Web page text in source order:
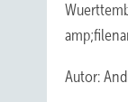
Autor: